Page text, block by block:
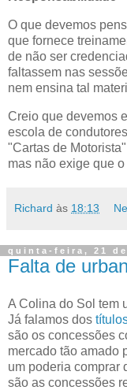
O que devemos
que fornece
de não ser
faltassem nas
nem ensina tal
Creio que devemos
escola de
"Cartas de
mas não exige que
Richard às 18:13
quinta-feira, 21
Falta de
A Colina do Sol tem
Já falamos dos
são os concessões
mercado tão amado
um poderia comprar
são as concessões